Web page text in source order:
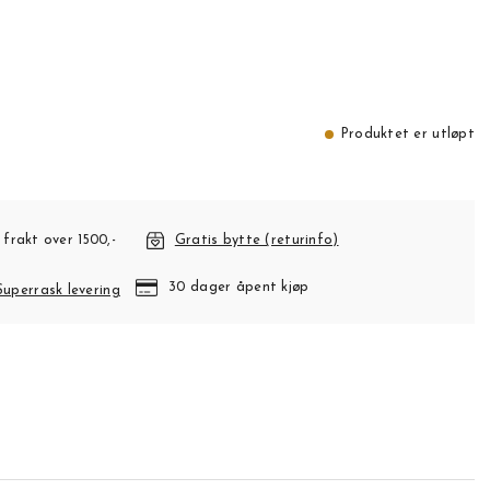
Produktet er utløpt
over 1500,- Gratis bytte (returinfo)
levering 30 dager åpent kjøp